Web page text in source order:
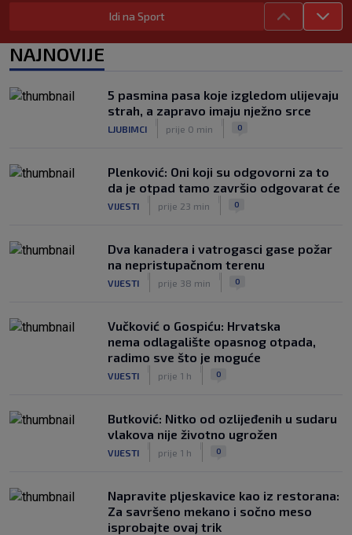
VIDEO / Martin dominantan u sprintu,
Marquez neprepoznatljiv!
VIDEO / Inter bez Sučića u sastavu
poveo protiv Juventusa
SK prije 5 h
Idi na Sport
NAJNOVIJE
5 pasmina pasa koje izgledom ulijevaju
strah, a zapravo imaju nježno srce
LJUBIMCI prije 0 min 0
Plenković: Oni koji su odgovorni za to
da je otpad tamo završio odgovarat će
VIJESTI prije 23 min 0
Dva kanadera i vatrogasci gase požar
na nepristupačnom terenu
VIJESTI prije 38 min 0
Vučković o Gospiću: Hrvatska
nema odlagalište opasnog otpada,
radimo sve što je moguće
VIJESTI prije 1 h 0
Butković: Nitko od ozlijeđenih u sudaru
vlakova nije životno ugrožen
VIJESTI prije 1 h 0
Napravite pljeskavice kao iz restorana:
Za savršeno mekano i sočno meso
isprobajte ovaj trik